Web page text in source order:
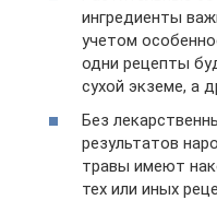
ингредиенты
учетом
одни рецепты
сухой экземе, а
Без
результатов
травы имеют
тех или иных